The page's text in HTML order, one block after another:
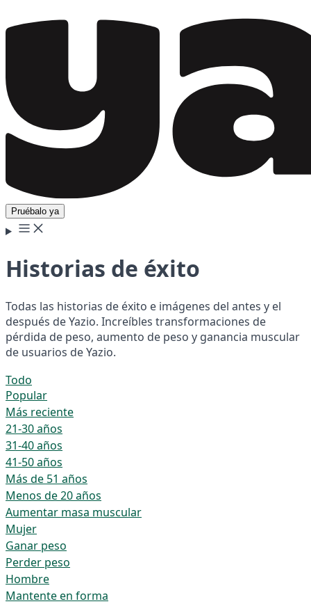
Pruébalo ya
Historias de éxito
Todas las historias de éxito e imágenes del antes y el
después de Yazio. Increíbles transformaciones de
pérdida de peso, aumento de peso y ganancia muscular
de usuarios de Yazio.
Todo
Popular
Más reciente
21-30 años
31-40 años
41-50 años
Más de 51 años
Menos de 20 años
Aumentar masa muscular
Mujer
Ganar peso
Perder peso
Hombre
Mantente en forma